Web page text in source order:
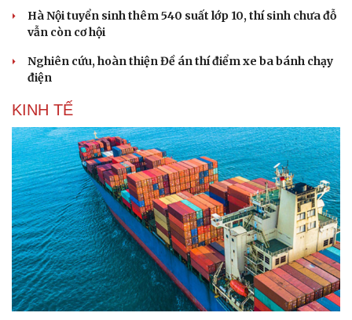
Hà Nội tuyển sinh thêm 540 suất lớp 10, thí sinh chưa đỗ
vẫn còn cơ hội
Nghiên cứu, hoàn thiện Đề án thí điểm xe ba bánh chạy
điện
KINH TẾ